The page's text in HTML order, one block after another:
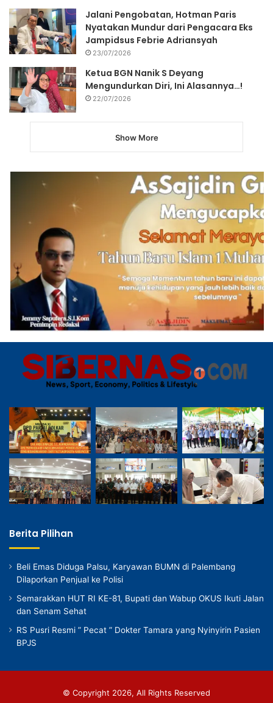
Jalani Pengobatan, Hotman Paris
Nyatakan Mundur dari Pengacara Eks
Jampidsus Febrie Adriansyah
23/07/2026
Ketua BGN Nanik S Deyang
Mengundurkan Diri, Ini Alasannya…!
22/07/2026
Show More
Berita Pilihan
Beli Emas Diduga Palsu, Karyawan BUMN di Palembang
Dilaporkan Penjual ke Polisi
Semarakkan HUT RI KE-81, Bupati dan Wabup OKUS Ikuti Jalan
dan Senam Sehat
RS Pusri Resmi ” Pecat ” Dokter Tamara yang Nyinyirin Pasien
BPJS
© Copyright 2026, All Rights Reserved